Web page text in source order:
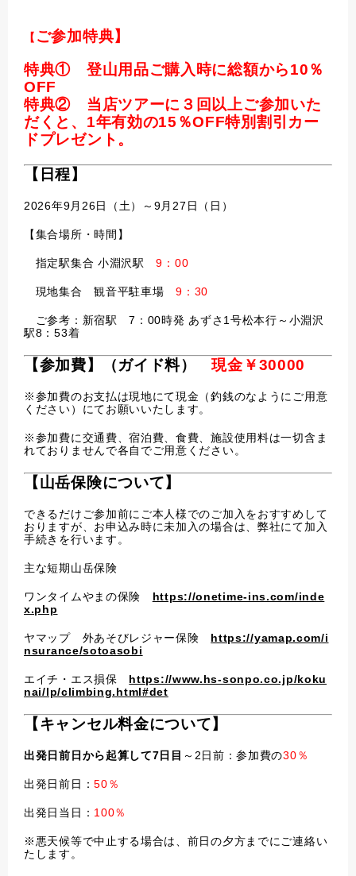
【 ご参加特典】
特典① 登山用品ご購入時に総額から10％
OFF
特典② 当店ツアーに３回以上ご参加いた
だくと、1年有効の15％OFF特別割引カー
ドプレゼント。
【日程】
2026年9月26日（土）～9月27日（日）
【集合場所・時間】
指定駅集合 小淵沢駅9：00
現地集合 観音平駐車場 9：30
ご参考：新宿駅 7：00時発 あずさ1号松本行～小淵沢
駅8：53着
【参加費】（ガイド料）現金￥30000
※参加費のお支払は現地にて現金（釣銭のなようにご用意
ください）にてお願いいたします。
※参加費に交通費、宿泊費、食費、施設使用料は一切含ま
れておりませんで各自でご用意ください。
【山岳保険について】
できるだけご参加前にご本人様でのご加入をおすすめして
おりますが、お申込み時に未加入の場合は、弊社にて加入
手続きを行います。
主な短期山岳保険
ワンタイムやまの保険 https://onetime-ins.com/inde
x.php
ヤマップ 外あそびレジャー保険 https://yamap.com/i
nsurance/sotoasobi
エイチ・エス損保 https://www.hs-sonpo.co.jp/koku
nai/lp/climbing.html#det
【キャンセル料金について】
出発日前日から起算して7日目 ～2日前：参加費の30％
出発日前日：50％
出発日当日： 100％
※悪天候等で中止する場合は、前日の夕方までにご連絡い
たします。